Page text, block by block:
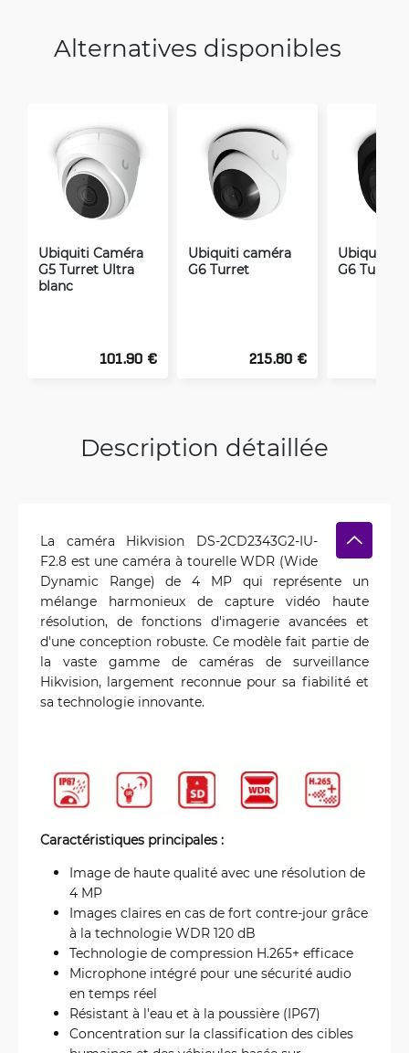
Alternatives disponibles
Ubiquiti Caméra
G5 Turret Ultra
blanc
101.90 €
Ubiquiti caméra
G6 Turret
215.80 €
Ubiquiti
G6 Turret
Description détaillée
La caméra Hikvision DS-2CD2343G2-IU-
F2.8 est une caméra à tourelle WDR (Wide
Dynamic Range) de 4 MP qui représente un
mélange harmonieux de capture vidéo haute
résolution, de fonctions d'imagerie avancées et
d'une conception robuste. Ce modèle fait partie de
la vaste gamme de caméras de surveillance
Hikvision, largement reconnue pour sa fiabilité et
sa technologie innovante.
Caractéristiques principales :
Image de haute qualité avec une résolution de
4 MP
Images claires en cas de fort contre-jour grâce
à la technologie WDR 120 dB
Technologie de compression H.265+ efficace
Microphone intégré pour une sécurité audio
en temps réel
Résistant à l'eau et à la poussière (IP67)
Concentration sur la classification des cibles